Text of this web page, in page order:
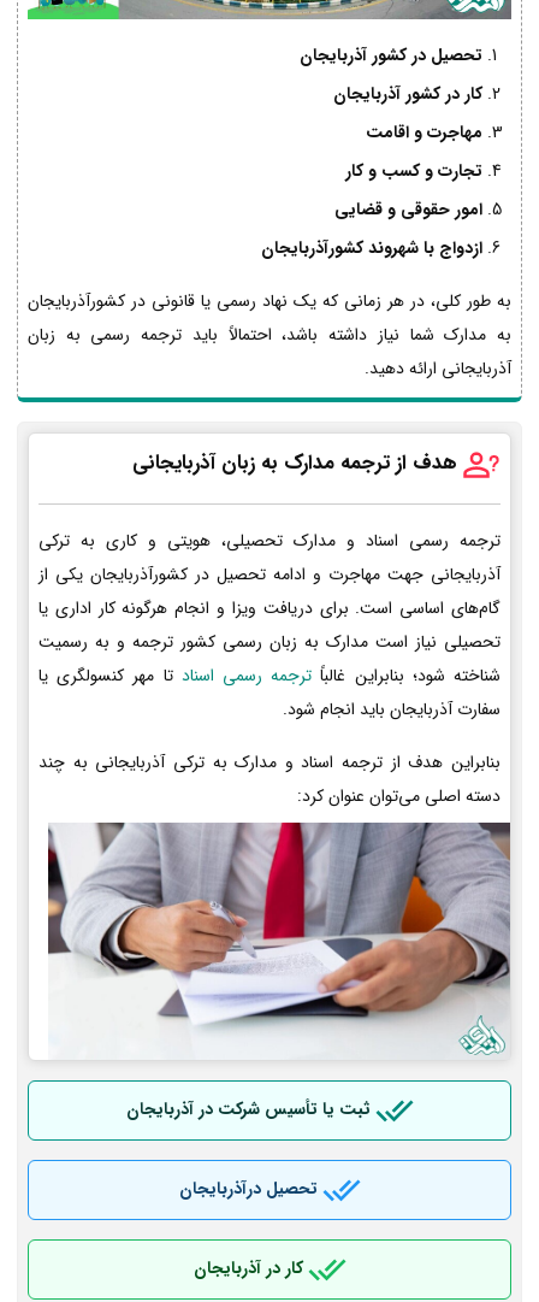
تحصیل در کشور آذربایجان
کار در کشور آذربایجان
مهاجرت و اقامت
تجارت و کسب و کار
امور حقوقی و قضایی
ازدواج با شهروند کشورآذربایجان
به طور کلی، در هر زمانی که یک نهاد رسمی یا قانونی در کشورآذربایجان
به مدارک شما نیاز داشته باشد، احتمالاً باید ترجمه رسمی به زبان
آذربایجانی ارائه دهید.
هدف از ترجمه مدارک به زبان آذربایجانی
ترجمه رسمی اسناد و مدارک تحصیلی، هویتی و کاری به ترکی
آذربایجانی جهت مهاجرت و ادامه تحصیل در کشورآذربایجان یکی از
گام‌های اساسی است. برای دریافت ویزا و انجام هرگونه کار اداری یا
تحصیلی نیاز است مدارک به زبان رسمی کشور ترجمه و به رسمیت
شناخته شود؛ بنابراین غالباً ترجمه رسمی اسناد تا مهر کنسولگری یا
سفارت آذربایجان باید انجام شود.
بنابراین هدف از ترجمه اسناد و مدارک به ترکی آذربایجانی به چند
دسته اصلی می‌توان عنوان کرد:
ثبت یا تأسیس شرکت در آذربایجان
تحصیل درآذربایجان
کار در آذربایجان